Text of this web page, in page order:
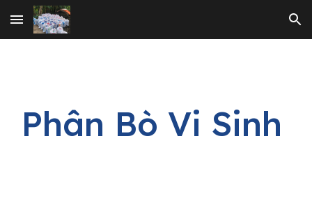
Skip to main content Skip to navigation
Phân Bò Vi Sinh